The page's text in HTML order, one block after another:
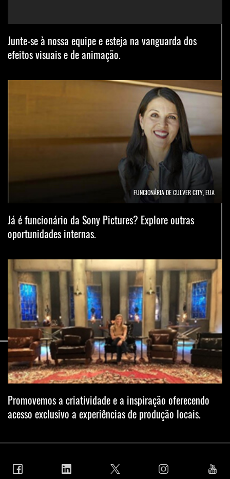
Junte-se à nossa equipe e esteja na vanguarda dos
efeitos visuais e de animação.
FUNCIONÁRIA DE CULVER CITY, EUA
Já é funcionário da Sony Pictures? Explore outras
oportunidades internas.
Promovemos a criatividade e a inspiração oferecendo
acesso exclusivo a experiências de produção locais.